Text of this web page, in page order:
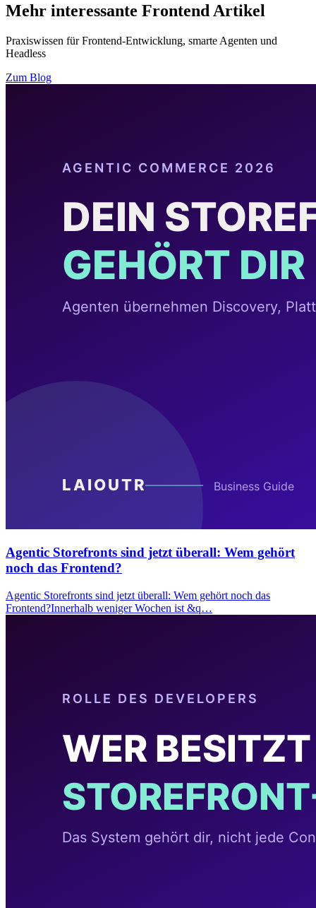
Mehr interessante Frontend Artikel
Praxiswissen für Frontend-Entwicklung, smarte Agenten und
Headless
Zum Blog
Agentic Storefronts sind jetzt überall: Wem gehört
noch das Frontend?
Agentic Storefronts sind jetzt überall: Wem gehört noch das
Frontend?Innerhalb weniger Wochen ist &q…